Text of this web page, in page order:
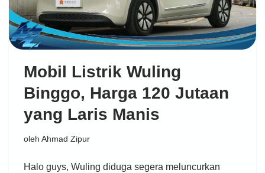
Mobil Listrik Wuling
Binggo, Harga 120 Jutaan
yang Laris Manis
oleh Ahmad Zipur
Halo guys, Wuling diduga segera meluncurkan